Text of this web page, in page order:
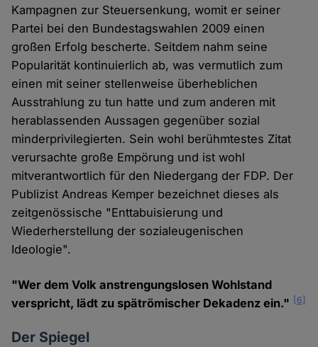
Kampagnen zur Steuersenkung, womit er seiner
Partei bei den Bundestagswahlen 2009 einen
großen Erfolg bescherte. Seitdem nahm seine
Popularität kontinuierlich ab, was vermutlich zum
einen mit seiner stellenweise überheblichen
Ausstrahlung zu tun hatte und zum anderen mit
herablassenden Aussagen gegenüber sozial
minderprivilegierten. Sein wohl berühmtestes Zitat
verursachte große Empörung und ist wohl
mitverantwortlich für den Niedergang der FDP. Der
Publizist Andreas Kemper bezeichnet dieses als
zeitgenössische "Enttabuisierung und
Wiederherstellung der sozialeugenischen
Ideologie".
"Wer dem Volk anstrengungslosen Wohlstand
verspricht, lädt zu spätrömischer Dekadenz ein."
[6]
Der Spiegel